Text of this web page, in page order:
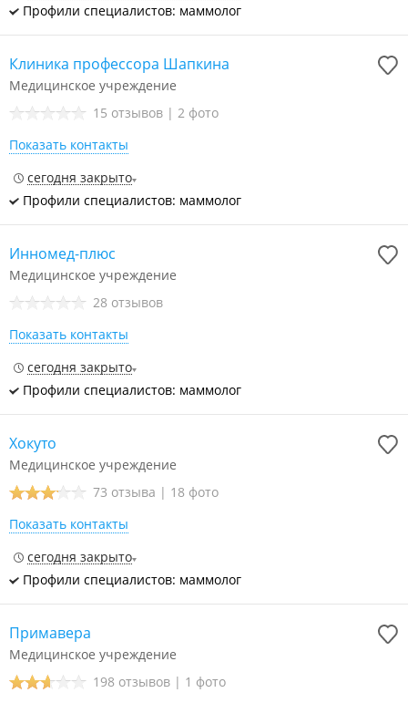
Профили специалистов: маммолог
Клиника профессора Шапкина
Медицинское учреждение
15 отзывов | 2 фото
Показать контакты
сегодня закрыто
Профили специалистов: маммолог
Инномед-плюс
Медицинское учреждение
28 отзывов
Показать контакты
сегодня закрыто
Профили специалистов: маммолог
Хокуто
Медицинское учреждение
73 отзыва | 18 фото
Показать контакты
сегодня закрыто
Профили специалистов: маммолог
Примавера
Медицинское учреждение
198 отзывов | 1 фото